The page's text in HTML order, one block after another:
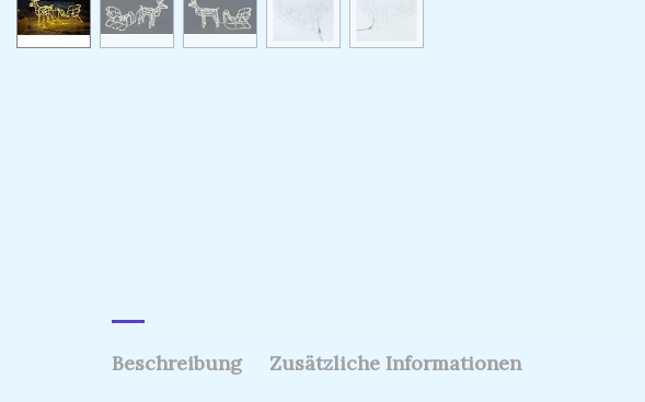
Beschreibung Zusätzliche Informationen